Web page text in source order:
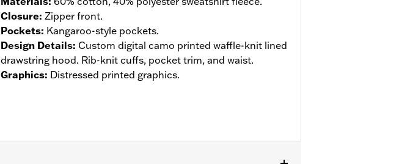
Closure: Zipper front.
Pockets: Kangaroo-style pockets.
Design Details: Custom digital camo printed waffle-knit lined
drawstring hood. Rib-knit cuffs, pocket trim, and waist.
Graphics: Distressed printed graphics.